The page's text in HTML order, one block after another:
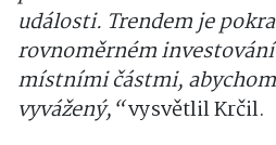
události. Trendem je
rovnoměrném
místními částmi,
vyvážený,“vysvětlil Krčil.